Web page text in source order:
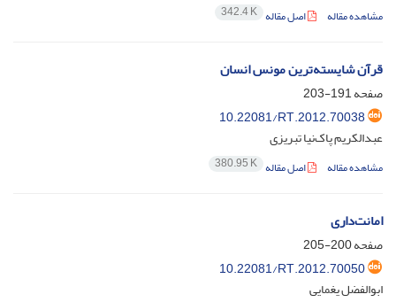
مشاهده مقاله اصل مقاله 342.4 K
قرآن شایسته‌ترین مونس انسان
صفحه191-203
10.22081/RT.2012.70038
عبدالکریم پاک‌نیا تبریزی
مشاهده مقاله اصل مقاله 380.95 K
امانت‌داری
صفحه200-205
10.22081/RT.2012.70050
ابوالفضل یغمایی